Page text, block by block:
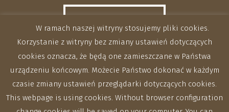
W ramach naszej witryny stosujemy pliki cookies.
Korzystanie z witryny bez zmiany ustawień dotyczących
cookies oznacza, że będą one zamieszczane w Państwa
urządzeniu końcowym. Możecie Państwo dokonać w każdym
czasie zmiany ustawień przeglądarki dotyczących cookies.
This webpage is using cookies. Without browser configuration